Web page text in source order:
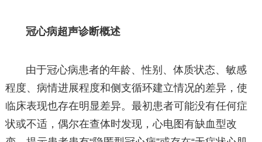
冠心病超声诊断概述
由于冠心病患者的年龄、性别、体质状态、敏感
程度、病情进展程度和侧支循环建立情况的差异，使
临床表现也存在明显差异。最初患者可能没有任何症
状或不适，偶尔在查体时发现，心电图有缺血型改